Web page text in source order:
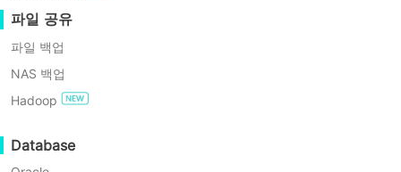
파일 공유
파일 백업
NAS 백업
Hadoop
Database
필
요?
에
가상 머신을 부팅하도록 선택할 경우, 시
스템은 EFI 디스크라고 불리는 가상 디스
크를 추가하라는 메시지를 표시합니다.